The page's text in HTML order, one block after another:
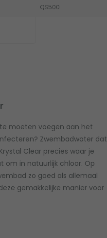
QS500
moeten voegen aan het
Zwembadwater dat
Clear precies waar je
om in natuurlijk chloor. Op
zo goed als allemaal
gemakkelijke manier voor